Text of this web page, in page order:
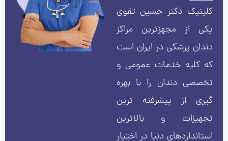
کلینیک دکتر حسین تقوی
یکی از مجهزترین مراکز
دندان پزشکی در ایران است
که کلیه خدمات عمومی و
تخصصی دندان را با بهره
گیری از پیشرفته ترین
تجهیزات و بالاترین
استانداردهای دنیا در اختیار